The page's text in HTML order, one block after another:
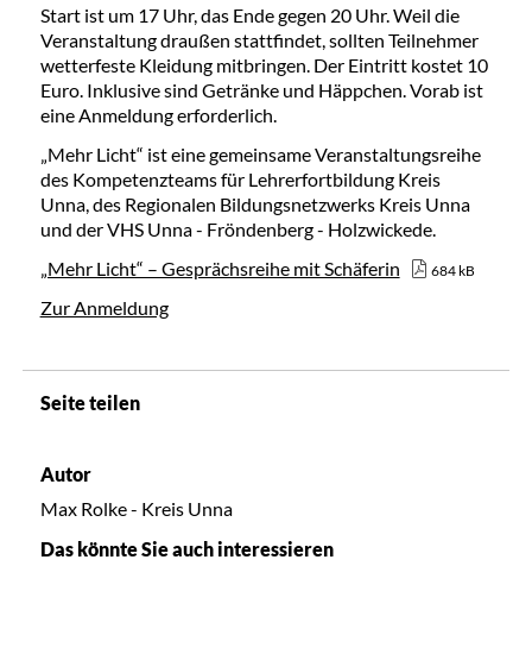
Start ist um 17 Uhr, das Ende gegen 20 Uhr. Weil die
Veranstaltung draußen stattfindet, sollten Teilnehmer
wetterfeste Kleidung mitbringen. Der Eintritt kostet 10
Euro. Inklusive sind Getränke und Häppchen. Vorab ist
eine Anmeldung erforderlich.
„Mehr Licht“ ist eine gemeinsame Veranstaltungsreihe
des Kompetenzteams für Lehrerfortbildung Kreis
Unna, des Regionalen Bildungsnetzwerks Kreis Unna
und der VHS Unna - Fröndenberg - Holzwickede.
„Mehr Licht“ – Gesprächsreihe mit Schäferin
684 kB
Zur Anmeldung
Seite teilen
Autor
Max Rolke - Kreis Unna
Das könnte Sie auch interessieren